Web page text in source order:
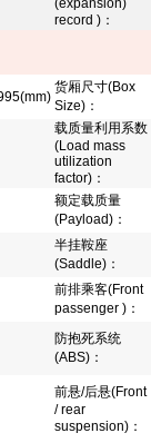
(expansion)
record ) ：
货厢尺寸(Box
Size) ：
载质量利用系数
(Load mass
utilization
factor) ：
额定载质量
(Payload) ：
半挂鞍座
(Saddle) ：
前排乘客(Front
passenger ) ：
防抱死系统
(ABS) ：
前悬/后悬(Front
/ rear
suspension) ：